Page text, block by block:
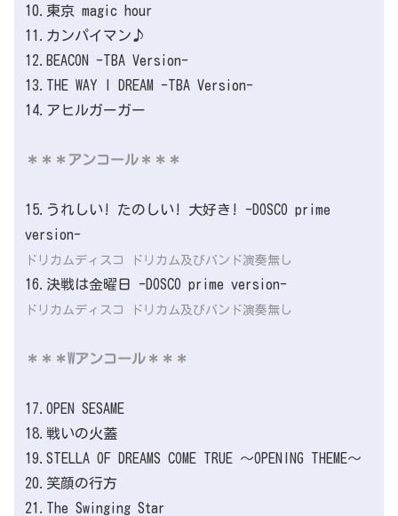
10.東京 magic hour
11.カンパイマン♪
12.BEACON -TBA Version-
13.THE WAY I DREAM -TBA Version-
14.アヒルガーガー
＊＊＊アンコール＊＊＊
15.うれしい! たのしい! 大好き! -DOSCO prime
version-
ドリカムディスコ ドリカム及びバンド演奏無し
16.決戦は金曜日 -DOSCO prime version-
ドリカムディスコ ドリカム及びバンド演奏無し
＊＊＊Wアンコール＊＊＊
17.OPEN SESAME
18.戦いの火蓋
19.STELLA OF DREAMS COME TRUE ～OPENING THEME～
20.笑顔の行方
21.The Swinging Star